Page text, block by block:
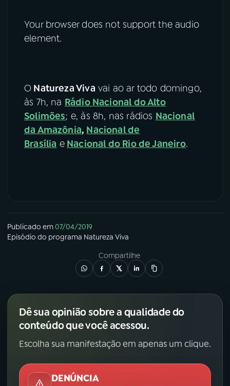
Your browser does not support the audio
element.
O Natureza Viva vai ao ar todo domingo,
às 7h, na Rádio Nacional do Alto
Solimões; e, às 8h, nas rádios Nacional
da Amazônia, Nacional de
Brasília e Nacional do Rio de Janeiro.
Publicado em07/04/2019
Episódio do programa Natureza Viva
Compartilhe
Dê sua opinião sobre a qualidade do
conteúdo que você acessou.
Escolha sua manifestação em apenas um clique.
DENÚNCIA